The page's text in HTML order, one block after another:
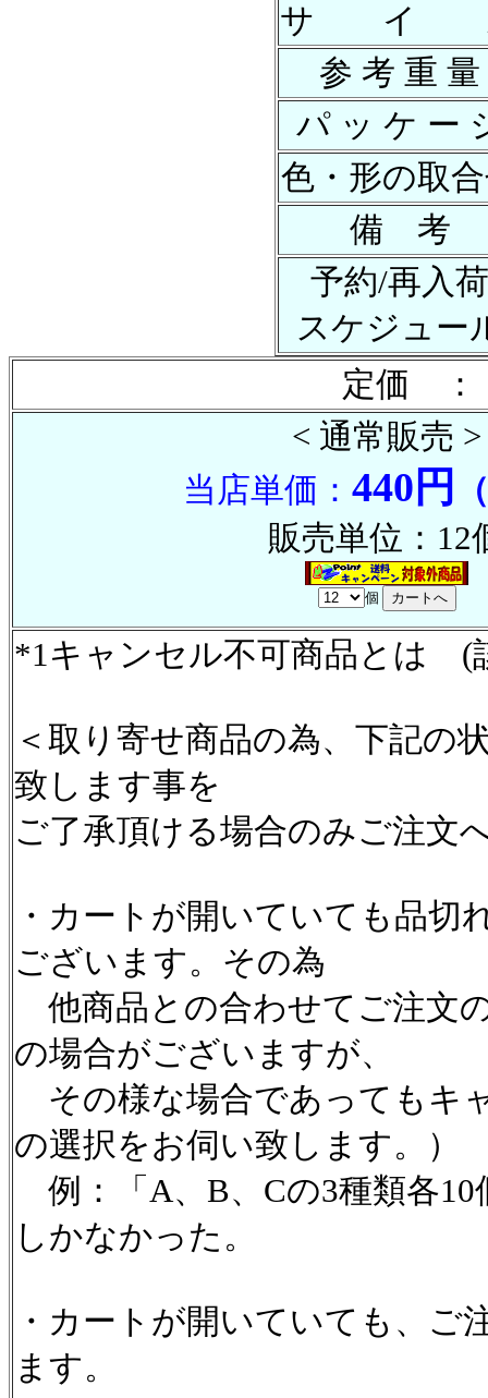
サ イ
参 考 重 量
パ ッ ケ ー
色・形の取
備 考
予約/再入荷
スケジュー
定価 ：
< 通常販売 >
当店単価： 440円
販売単位：12
個
*1キャンセル不可商品とは (
＜取り寄せ商品の為、下記の
致します事を
ご了承頂ける場合のみご注文
・カートが開いていても品切
ございます。その為
他商品との合わせてご注文
の場合がございますが、
その様な場合であってもキ
の選択をお伺い致します。）
例：「A、B、Cの3種類各10
しかなかった。
・カートが開いていても、ご
ます。